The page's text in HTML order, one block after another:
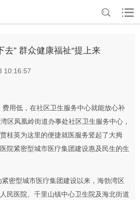
栏
全方位建设模范自治区 乌海在行
去” 群众健康福祉“提上来
10:16:57
费用低，在社区卫生服务中心就能放心补
区凤凰岭街道办事处社区卫生服务中心，
桂英为这里的便捷就医服务竖起了大拇
院紧密型城市医疗集团建设惠及民生的生
密型城市医疗集团建设以来，海勃湾区
民医院、千里山镇中心卫生院及海北街道